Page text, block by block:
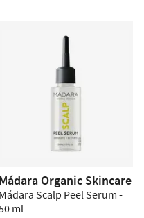
Mádara Organic Skincare
Mádara Scalp Peel Serum -
ml